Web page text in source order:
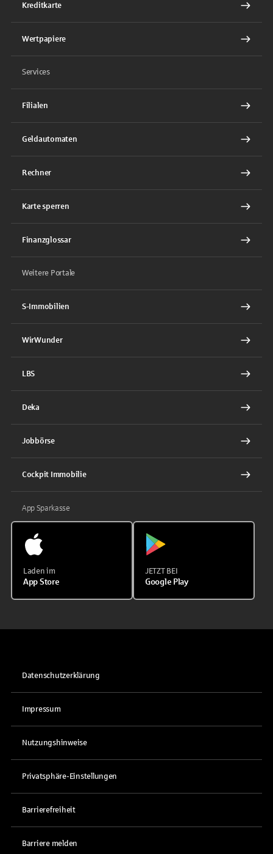
Kreditkarte
Wertpapiere
Services
Filialen
Geldautomaten
Rechner
Karte sperren
Finanzglossar
Weitere Portale
S-Immobilien
WirWunder
LBS
Deka
Jobbörse
Cockpit Immobilie
App Sparkasse
Laden im
App Store
JETZT BEI
Google Play
Datenschutzerklärung
Impressum
Nutzungshinweise
Privatsphäre-Einstellungen
Barrierefreiheit
Barriere melden